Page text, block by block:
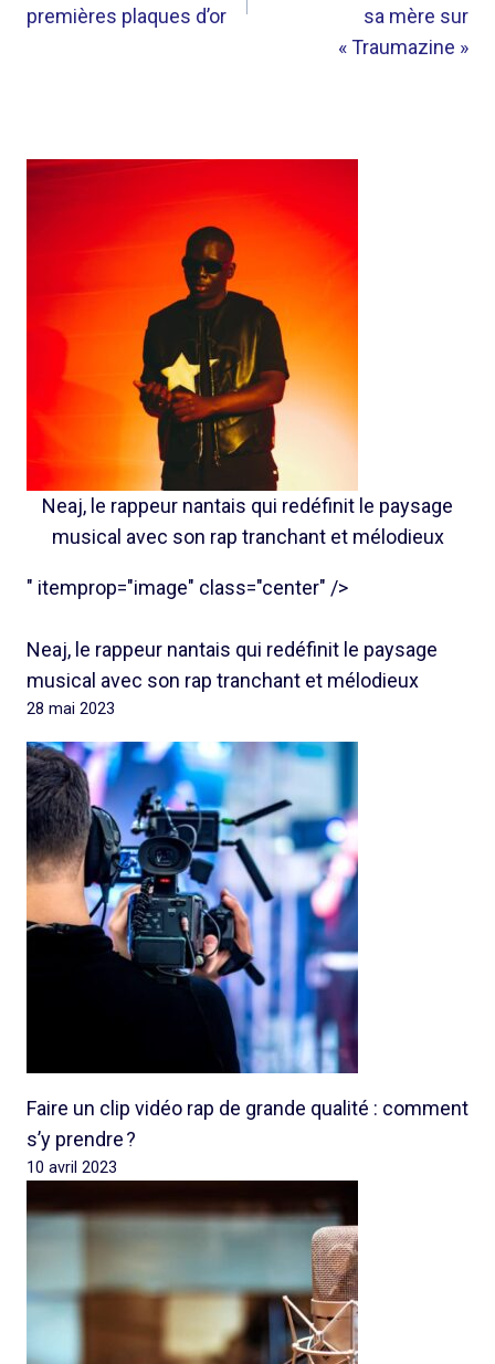
premières plaques d’or
sa mère sur
« Traumazine »
Neaj, le rappeur nantais qui redéfinit le paysage
musical avec son rap tranchant et mélodieux
" itemprop="image" class="center" />
Neaj, le rappeur nantais qui redéfinit le paysage
musical avec son rap tranchant et mélodieux
28 mai 2023
Faire un clip vidéo rap de grande qualité : comment
s’y prendre ?
10 avril 2023